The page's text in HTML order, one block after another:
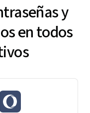
y
en todos